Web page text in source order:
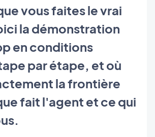
vous faites le vrai
la démonstration
en conditions
par étape, et où
la frontière
fait l'agent et ce qui